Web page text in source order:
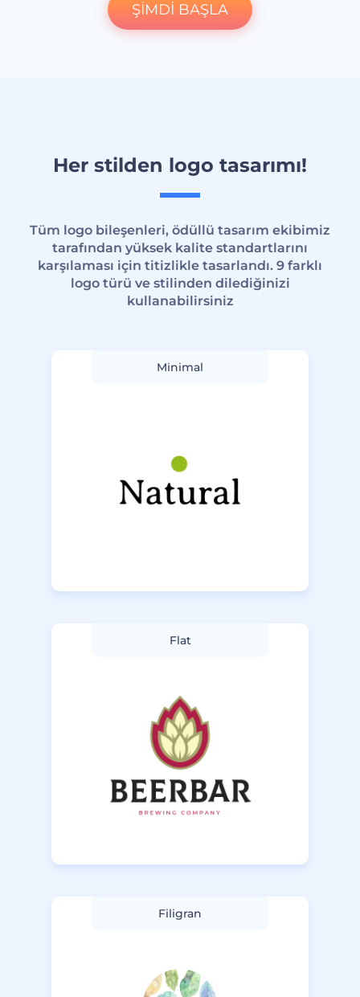
ŞİMDİ BAŞLA
Her stilden logo tasarımı!
Tüm logo bileşenleri, ödüllü tasarım ekibimiz
tarafından yüksek kalite standartlarını
karşılaması için titizlikle tasarlandı. 9 farklı
logo türü ve stilinden dilediğinizi
kullanabilirsiniz
Minimal
Flat
Filigran